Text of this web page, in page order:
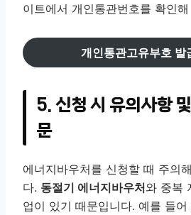
이트에서 개인통관번호를 확인
개인통관고유부호 발
5. 신청 시 유의사항
문
에너지바우처를 신청할 때 주의
다. 동절기 에너지바우처와 중복
업이 있기 때문입니다. 예를 들